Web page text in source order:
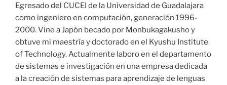
Egresado del CUCEI de la Universidad de Guadalajara
como ingeniero en computación, generación 1996-
2000. Vine a Japón becado por Monbukagakusho y
obtuve mi maestría y doctorado en el Kyushu Institute
of Technology. Actualmente laboro en el departamento
de sistemas e investigación en una empresa dedicada
a la creación de sistemas para aprendizaje de lenguas